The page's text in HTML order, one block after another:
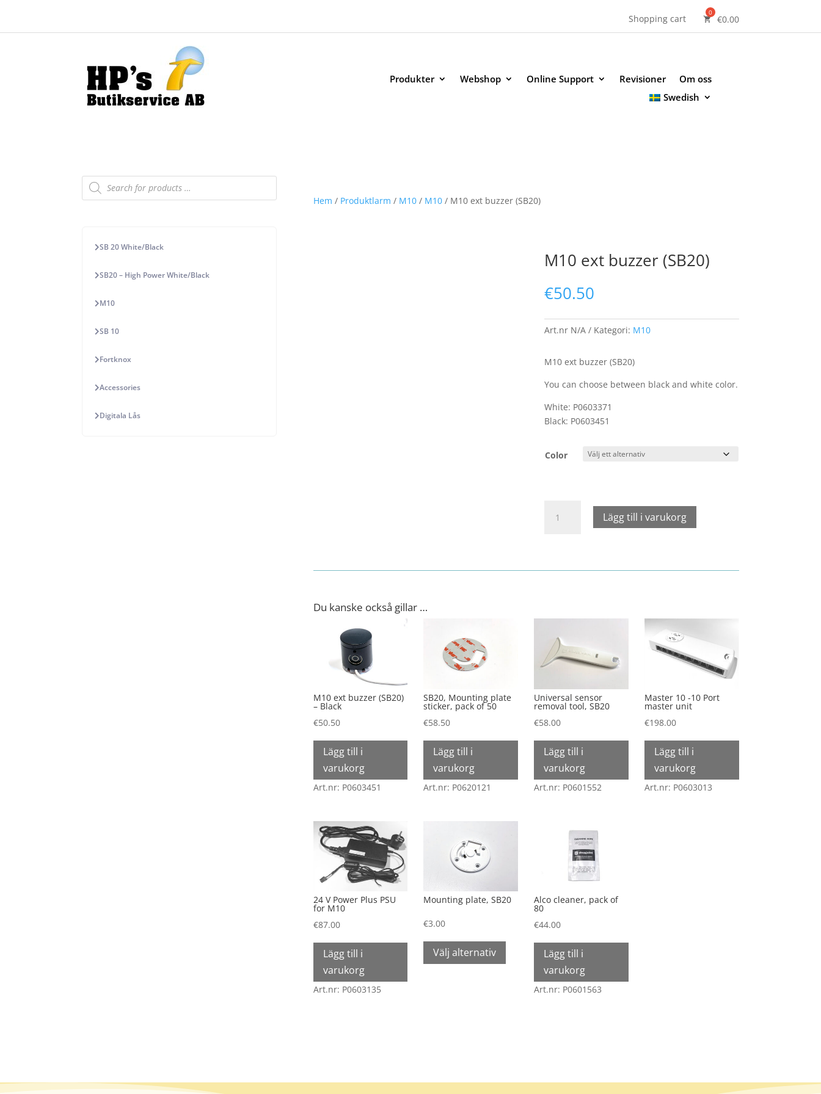
Shopping cart €0.00
Produkter Webshop Online Support Revisioner
Om oss
Swedish
Products
search
SB 20 White/Black
SB20 – High Power White/Black
M10
SB 10
Fortknox
Accessories
Digitala Lås
Hem / Produktlarm / M10/ M10/ M10 ext buzzer (SB20)
M10 ext buzzer (SB20)
€50.50
Art.nr N/A Kategori: M10
M10 ext buzzer (SB20)
You can choose between black and white color.
White: P0603371
Black: P0603451
Color
Lägg till i varukorg
Du kanske också gillar …
M10 ext buzzer (SB20)
– Black
€50.50
Lägg till i
varukorg
Art.nr: P0603451
SB20, Mounting plate
sticker, pack of 50
€58.50
Lägg till i
varukorg
Art.nr: P0620121
Universal sensor
removal tool, SB20
€58.00
Lägg till i
varukorg
Art.nr: P0601552
Master 10 -10 Port
master unit
€198.00
Lägg till i
varukorg
Art.nr: P0603013
24 V Power Plus PSU
for M10
€87.00
Lägg till i
varukorg
Art.nr: P0603135
Mounting plate, SB20
€3.00
Välj alternativ
Den
produkten
kan
Alco cleaner, pack of
80
€44.00
Lägg till i
varukorg
Art.nr: P0601563